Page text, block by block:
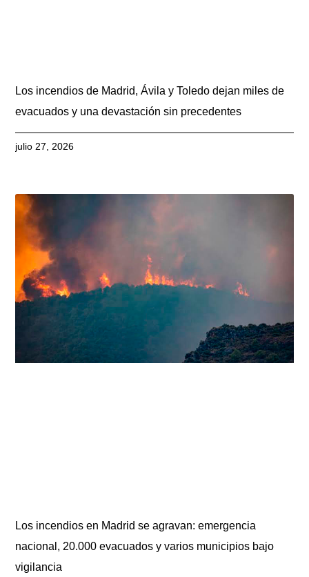
Los incendios de Madrid, Ávila y Toledo dejan miles de
evacuados y una devastación sin precedentes
julio 27, 2026
Los incendios en Madrid se agravan: emergencia
nacional, 20.000 evacuados y varios municipios bajo
vigilancia